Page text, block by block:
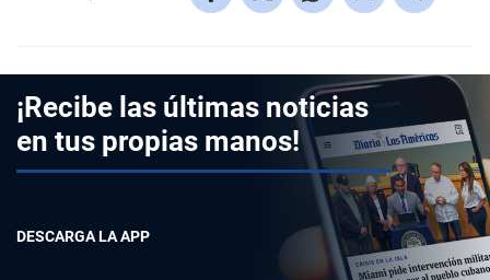
¡Recibe las últimas noticias
en tus propias manos!
DESCARGA LA APP